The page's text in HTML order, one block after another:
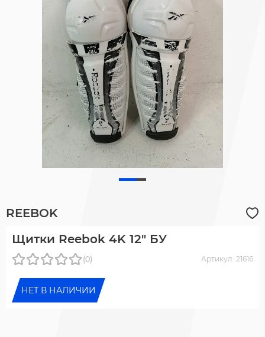
REEBOK
Щитки Reebok 4K 12" БУ
(0) Артикул: 21616
НЕТ В НАЛИЧИИ